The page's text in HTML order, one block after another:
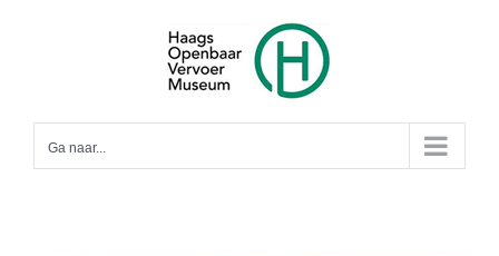
Ga naar...